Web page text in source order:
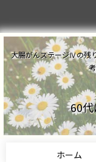
大腸がんステージⅣの残
60
ホーム